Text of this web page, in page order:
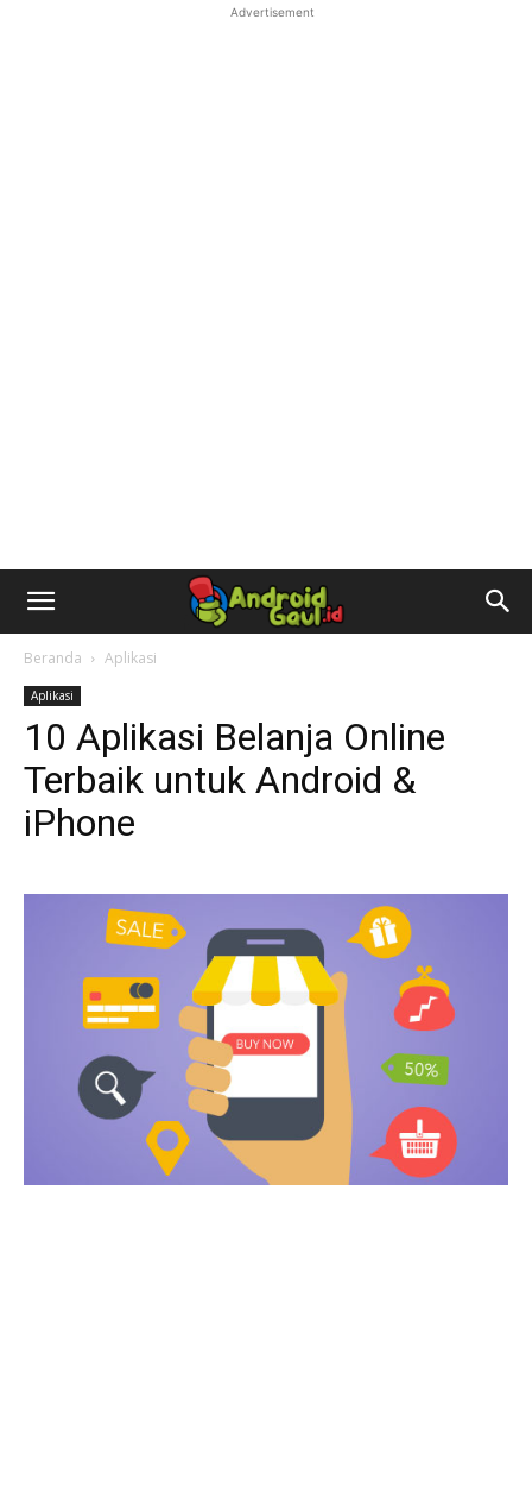
Advertisement
AndroidGaul.id
Beranda Aplikasi
Aplikasi
10 Aplikasi Belanja Online
Terbaik untuk Android &
iPhone